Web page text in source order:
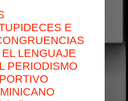
E
LENGUAJE
PERIODISMO